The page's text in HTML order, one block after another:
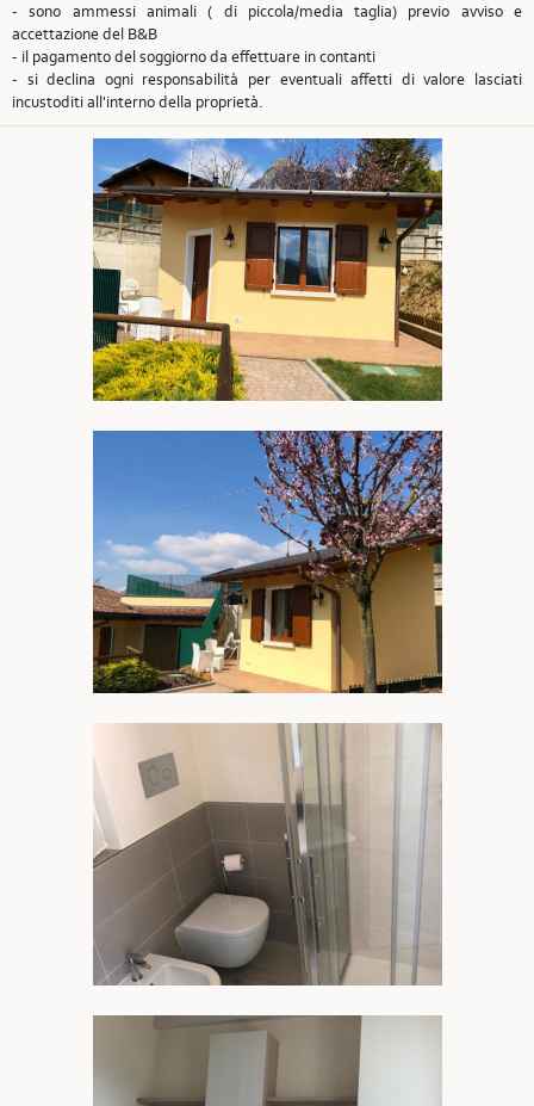
- sono ammessi animali ( di piccola/media taglia) previo avviso e
accettazione del B&B
- il pagamento del soggiorno da effettuare in contanti
- si declina ogni responsabilità per eventuali affetti di valore lasciati
incustoditi all'interno della proprietà.